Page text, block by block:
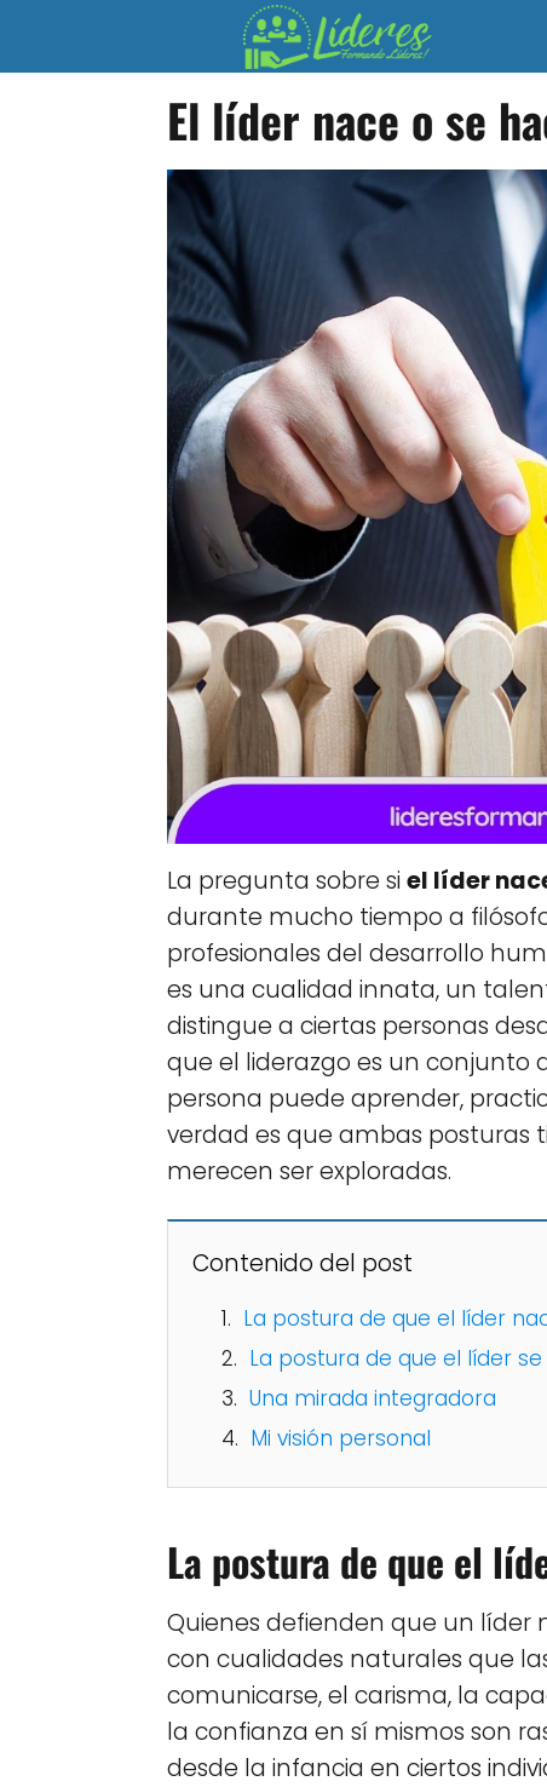
El líder nace o se
La pregunta sobre si el líder
durante mucho tiempo a
profesionales del desarrollo
es una cualidad innata, un
distingue a ciertas personas
que el liderazgo es un conjunto
persona puede aprender,
verdad es que ambas posturas
merecen ser exploradas.
Contenido del post
La postura de que el líder
La postura de que el líder
Una mirada integradora
Mi visión personal
La postura de que el
Quienes defienden que un líder
con cualidades naturales que
comunicarse, el carisma, la
la confianza en sí mismos son
desde la infancia en ciertos